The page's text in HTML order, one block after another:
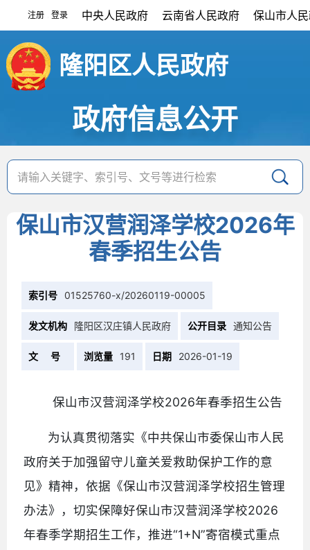
注册 登录 中央人民政府 云南省人民政府 保山市人
隆阳区人民政府
政府信息公开
保山市汉营润泽学校2026年
春季招生公告
索引号 01525760-x/20260119-00005
发文机构 隆阳区汉庄镇人民政府 公开目录 通知公告
文 号 浏览量 191 日期 2026-01-19
保山市汉营润泽学校2026年春季招生公告
为认真贯彻落实《中共保山市委保山市人民
政府关于加强留守儿童关爱救助保护工作的意
见》精神，依据《保山市汉营润泽学校招生管理
办法》，切实保障好保山市汉营润泽学校2026
年春季学期招生工作，推进“1+N”寄宿模式重点